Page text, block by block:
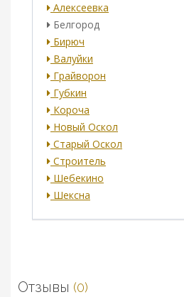
Алексеевка
Белгород
Бирюч
Валуйки
Грайворон
Губкин
Короча
Новый Оскол
Старый Оскол
Строитель
Шебекино
Шексна
Отзывы (0)